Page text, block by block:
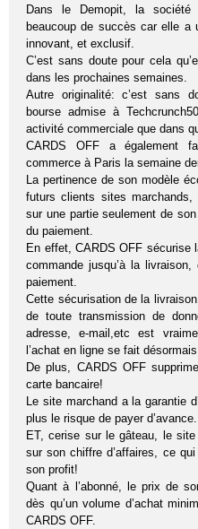
Dans le Demopit, la
beaucoup de succès car elle a
innovant, et exclusif.
C’est sans doute pour cela
dans les prochaines semaines.
Autre originalité: c’est sans
bourse admise à
activité commerciale que dans
CARDS OFF a également
commerce à Paris la semaine
La pertinence de son modèle
futurs clients sites
sur une partie seulement de
du paiement.
En effet, CARDS OFF sécurise
commande jusqu’à la
paiement.
Cette sécurisation de la
de toute transmission de
adresse, e-mail,etc est
l’achat en ligne se fait
De plus, CARDS OFF
carte bancaire!
Le site marchand a la garantie
plus le risque de payer d’avance.
ET, cerise sur le gâteau, le
sur son chiffre d’affaires, ce
son profit!
Quant à l’abonné, le prix de
dès qu’un volume d’achat
CARDS OFF.